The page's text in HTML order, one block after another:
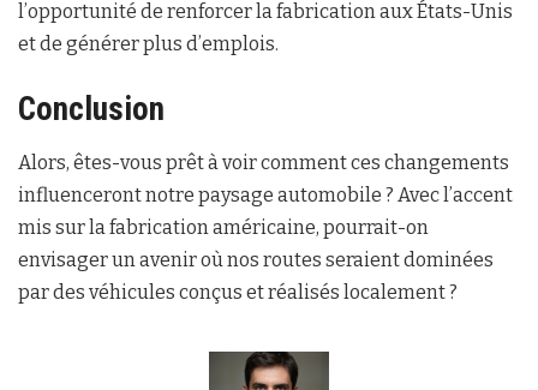
l’opportunité de renforcer la fabrication aux États-Unis
et de générer plus d’emplois.
Conclusion
Alors, êtes-vous prêt à voir comment ces changements
influenceront notre paysage automobile ? Avec l’accent
mis sur la fabrication américaine, pourrait-on
envisager un avenir où nos routes seraient dominées
par des véhicules conçus et réalisés localement ?